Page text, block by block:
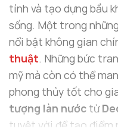
tính và tạo dựng bầu
sống. Một trong
nổi bật không gian
thuật. Những bức
mỹ mà còn có thể
phong thủy tốt cho
tượng làn nước từ
tuyệt vời để tạo điểm